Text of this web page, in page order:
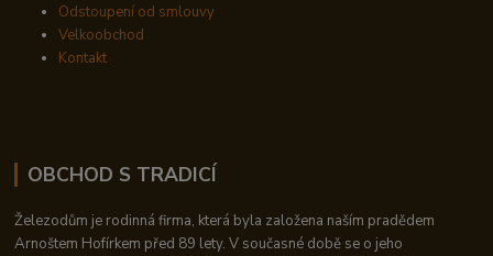
Odstoupení od smlouvy
Velkoobchod
Kontakt
OBCHOD S TRADICÍ
Železodům je rodinná firma, která byla založena naším pradědem
Arnoštem Hofírkem před 89 lety. V současné době se o jeho